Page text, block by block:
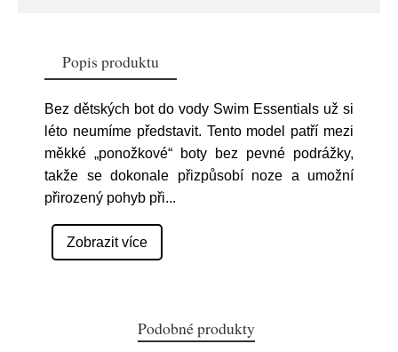
Popis produktu
Bez dětských bot do vody Swim Essentials už si
léto neumíme představit. Tento model patří mezi
měkké „ponožkové“ boty bez pevné podrážky,
takže se dokonale přizpůsobí noze a umožní
přirozený pohyb při...
Zobrazit více
Podobné produkty